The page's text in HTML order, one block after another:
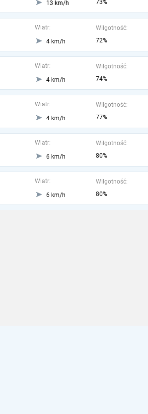
13 km/h
73%
Wiatr:
4 km/h
Wilgotność:
72%
Wiatr:
4 km/h
Wilgotność:
74%
Wiatr:
4 km/h
Wilgotność:
77%
Wiatr:
6 km/h
Wilgotność:
80%
Wiatr:
6 km/h
Wilgotność:
80%